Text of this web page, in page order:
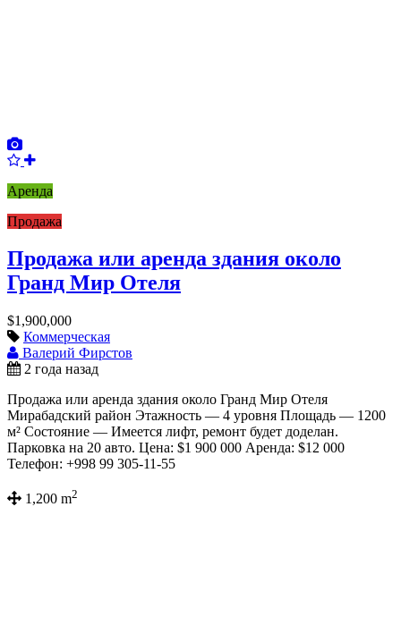
Аренда
Продажа
Продажа или аренда здания около
Гранд Мир Отеля
$1,900,000
Коммерческая
Валерий Фирстов
2 года назад
Продажа или аренда здания около Гранд Мир Отеля
Мирабадский район Этажность — 4 уровня Площадь — 1200
м² Состояние — Имеется лифт, ремонт будет доделан.
Парковка на 20 авто. Цена: $1 900 000 Аренда: $12 000
Телефон: +998 99 305-11-55
1,200 m2